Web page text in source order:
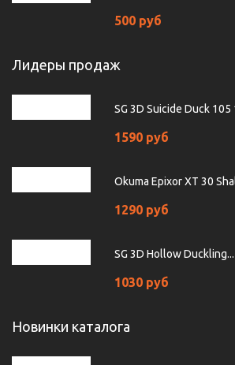
500 руб
Лидеры продаж
SG 3D Suicide Duck 105
1590 руб
Okuma Epixor XT 30
1290 руб
SG 3D Hollow Duckling...
1030 руб
Новинки каталога